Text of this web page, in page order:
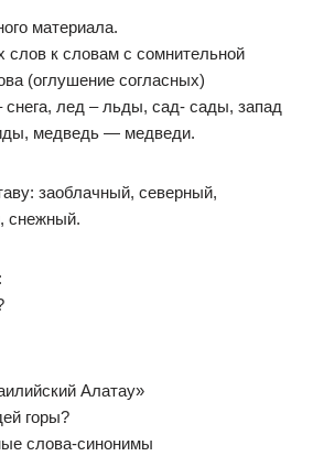
материала.
к словам с сомнительной
(оглушение согласных)
снега, лед – льды, сад- сады, запад
медведь — медведи.
заоблачный, северный,
снежный.
Алатау»
горы?
слова-синонимы